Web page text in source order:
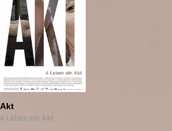
Akt
4 Leben ein Akt